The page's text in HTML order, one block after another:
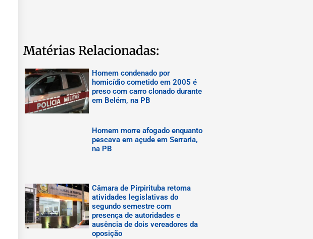
Matérias Relacionadas:
Homem condenado por
homicídio cometido em 2005 é
preso com carro clonado durante
em Belém, na PB
Homem morre afogado enquanto
pescava em açude em Serraria,
na PB
Câmara de Pirpirituba retoma
atividades legislativas do
segundo semestre com
presença de autoridades e
ausência de dois vereadores da
oposição